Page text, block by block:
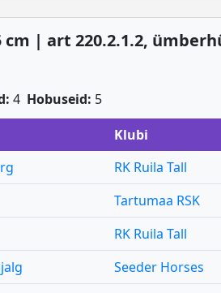
cm | art 220.2.1.2,
4 Hobuseid: 5
Klubi
RK Ruila Tall
Tartumaa RSK
RK Ruila Tall
Seeder Horses